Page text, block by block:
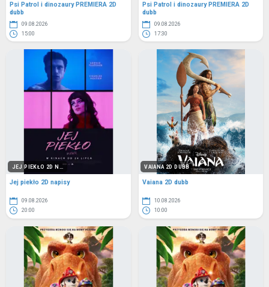
Psi Patrol i dinozaury PREMIERA 2D
dubb
09.08.2026
15:00
Psi Patrol i dinozaury PREMIERA 2D
dubb
09.08.2026
17:30
JEJ PIEKŁO 2D N...
Jej piekło 2D napisy
09.08.2026
20:00
VAIANA 2D DUBB
Vaiana 2D dubb
10.08.2026
10:00